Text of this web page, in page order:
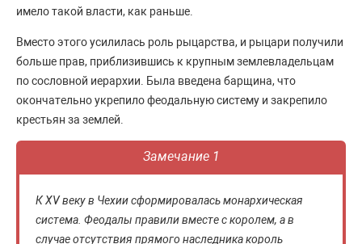
имело такой власти, как раньше.
Вместо этого усилилась роль рыцарства, и рыцари получили
больше прав, приблизившись к крупным землевладельцам
по сословной иерархии. Была введена барщина, что
окончательно укрепило феодальную систему и закрепило
крестьян за землей.
Замечание 1
К XV веку в Чехии сформировалась монархическая
система. Феодалы правили вместе с королем, а в
случае отсутствия прямого наследника король